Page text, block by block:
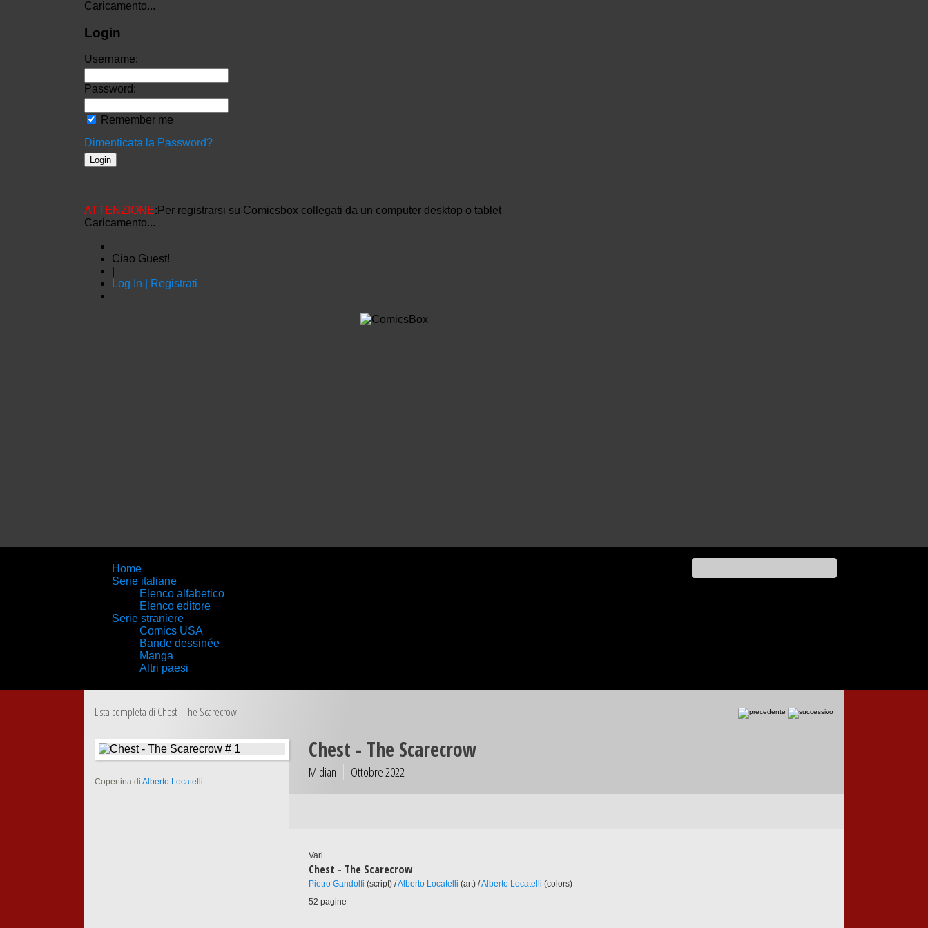
Caricamento...
Login
Username:
Password:
Remember me
Dimenticata la Password?
ATTENZIONE:Per registrarsi su Comicsbox collegati da un computer desktop o tablet
Caricamento...
Ciao Guest!
Log In | Registrati
Home
Serie italiane
Elenco alfabetico
Elenco editore
Serie straniere
Comics USA
Bande dessinée
Manga
Altri paesi
Lista completa di Chest - The Scarecrow
Copertina di Alberto Locatelli
Chest - The Scarecrow
Midian Ottobre 2022
Vari
Chest - The Scarecrow
Pietro Gandolfi (script) /Alberto Locatelli (art) /Alberto Locatelli (colors)
52 pagine